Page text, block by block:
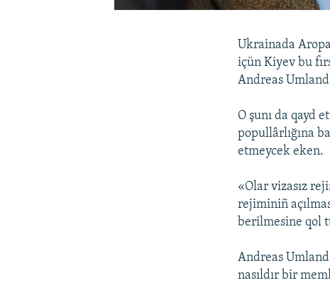
Ukrainada
içün Kiyev bu
Andreas
O şunı da qayd
popullârlığına
etmeycek eken.
«Olar vizasız
rejiminiñ
berilmesine qol
Andreas Umland
nasıldır bir